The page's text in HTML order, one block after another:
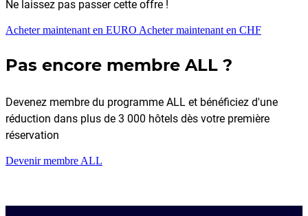
Ne laissez pas passer cette offre !
Acheter maintenant en EURO Acheter maintenant en CHF
Pas encore membre ALL ?
Devenez membre du programme ALL et bénéficiez d'une
réduction dans plus de 3 000 hôtels dès votre première
réservation
Devenir membre ALL